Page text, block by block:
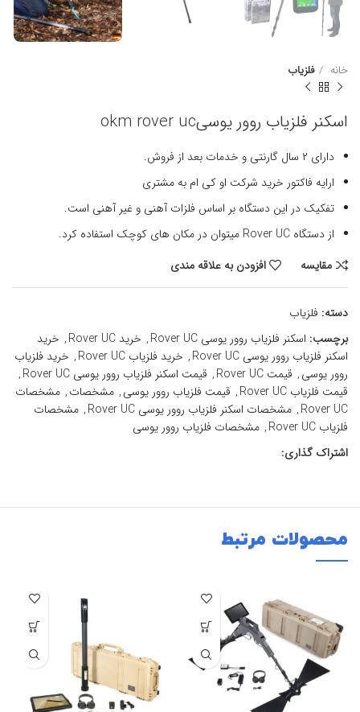
خانه فلزیاب
اسکنر فلزیاب روور یوسیokm rover uc
دارای ۲ سال گارنتی و خدمات بعد از فروش.
ارایه فاکتور خرید شرکت او کی ام به مشتری
تفکیک در این دستگاه بر اساس فلزات آهنی و غیر آهنی است.
از دستگاه Rover UC میتوان در مکان های کوچک استفاده کرد.
مقايسه
افزودن به علاقه مندی
دسته: فلزیاب
برچسب: اسکنر فلزیاب روور یوسی Rover UC , خرید Rover UC , خرید
اسکنر فلزیاب روور یوسی Rover UC
, خرید فلزیاب Rover UC , خرید فلزیاب
روور یوسی, قیمت Rover UC , قیمت اسکنر فلزیاب روور یوسی Rover UC
,
قیمت فلزیاب Rover UC
, قیمت فلزیاب روور یوسی, مشخصات, مشخصات
Rover UC
, مشخصات اسکنر فلزیاب روور یوسی Rover UC , مشخصات
فلزیاب Rover UC
, مشخصات فلزیاب روور یوسی
اشتراک گذاری:
محصولات مرتبط